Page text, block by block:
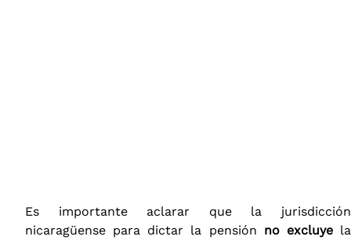
Es importante aclarar que la jurisdicción
nicaragüense para dictar la pensión no excluyela